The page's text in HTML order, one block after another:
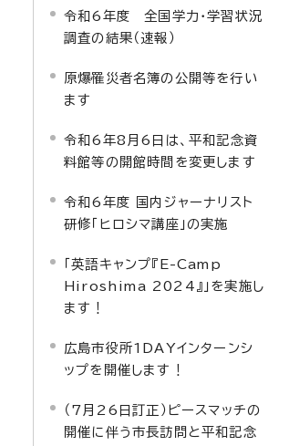
令和6年度 全国学力・学習状況
調査の結果（速報）
原爆罹災者名簿の公開等を行い
ます
令和6年8月6日は、平和記念資
料館等の開館時間を変更します
令和6年度 国内ジャーナリスト
研修「ヒロシマ講座」の実施
「英語キャンプ『E-Camp
Hiroshima 2024』」を実施し
ます！
広島市役所1DAYインターンシ
ップを開催します！
（7月26日訂正）ピースマッチの
開催に伴う市長訪問と平和記念